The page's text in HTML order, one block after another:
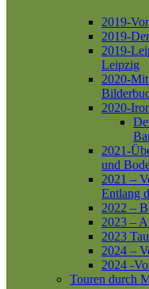
2019-
2019-
2019-
Leipzig
2020-
2020-
2021-
und
2021 –
Entlang
2022 –
2023 –
2023
2024 –
2024 -
Touren durch